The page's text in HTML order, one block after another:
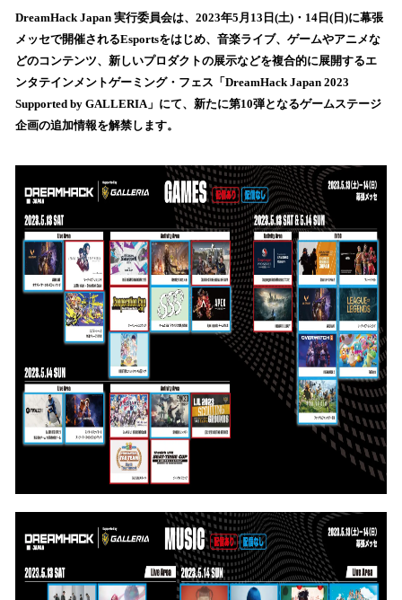
！
数
を
読
込
み
で
す
DreamHack Japan 実行委員会は、2023年5月13日(土)・14日(日)に幕張
メッセで開催されるEsportsをはじめ、音楽ライブ、ゲームやアニメな
どのコンテンツ、新しいプロダクトの展示などを複合的に展開するエ
ンタテインメントゲーミング・フェス「DreamHack Japan 2023
Supported by GALLERIA」にて、新たに第10弾となるゲームステージ
企画の追加情報を解禁します。